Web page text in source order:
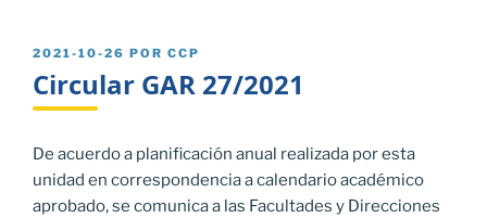
PUBLICADO
2021-10-26 POR CCP
Circular GAR 27/2021
De acuerdo a planificación anual realizada por esta
unidad en correspondencia a calendario académico
aprobado, se comunica a las Facultades y Direcciones